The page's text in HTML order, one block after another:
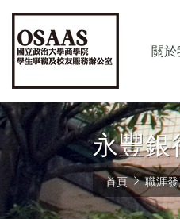
關於
永豐銀
首頁 職涯